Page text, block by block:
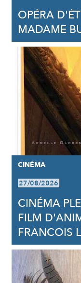
OPÉRA
MADAME
CINÉMA
27/08/2026
CINÉMA
FILM
FRANCOIS